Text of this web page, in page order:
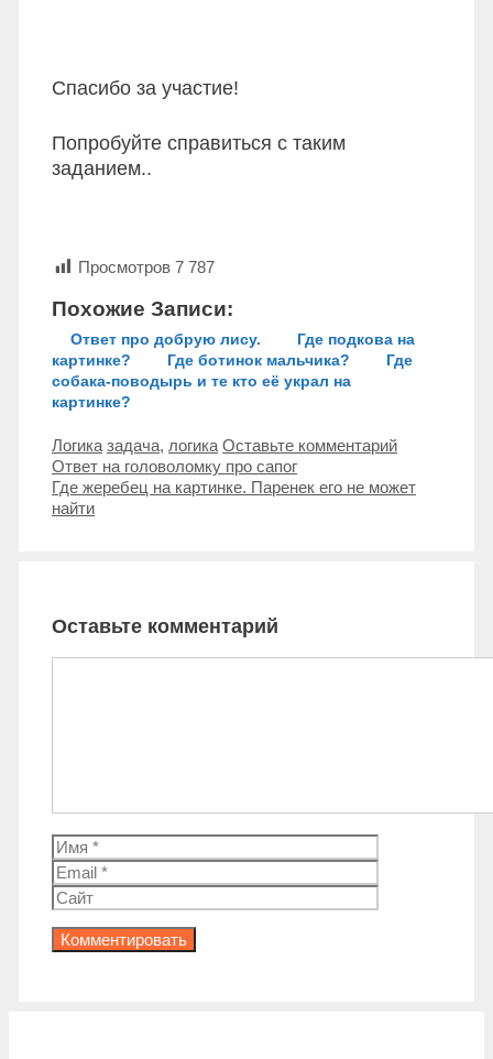
Спасибо за участие!
Попробуйте справиться с таким
заданием..
Просмотров 7 787
Похожие Записи:
Ответ про добрую лису.
Где подкова на
картинке?
Где ботинок мальчика?
Где
собака-поводырь и те кто её украл на
картинке?
Рубрики
Логика Метки
задача, логика Оставьте комментарий
Навигация
записи
Ответ на головоломку про сапог
Где жеребец на картинке. Паренек его не может
найти
Оставьте комментарий
Имя